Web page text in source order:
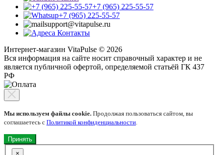
+7 (965) 225-55-57
+7 (965) 225-55-57
support@vitapulse.ru
Контакты
Интернет-магазин VitaPulse © 2026
Вся информация на сайте носит справочный характер и не
является публичной офертой, определяемой статьёй ГК 437
РФ
Мы используем файлы cookie. Продолжая пользоваться сайтом, вы
соглашаетесь с Политикой конфиденциальности.
Принять
×